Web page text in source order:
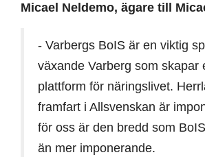
Micael Neldemo, ägare till
- Varbergs BoIS är en viktig
växande Varberg som skapar
plattform för näringslivet.
framfart i Allsvenskan är
för oss är den bredd som
än mer imponerande.